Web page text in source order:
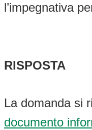
l’impegnativa
RISPOSTA
La domanda si
documento